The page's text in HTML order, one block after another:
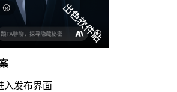
入发布界面